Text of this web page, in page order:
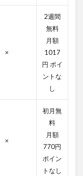
×
2週間
無料
月額
1017
円 ポイ
ントな
し
×
初月無
料
月額
770円
ポイン
トなし